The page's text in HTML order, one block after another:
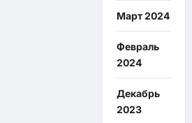
Март 2024
Февраль
2024
Декабрь
2023